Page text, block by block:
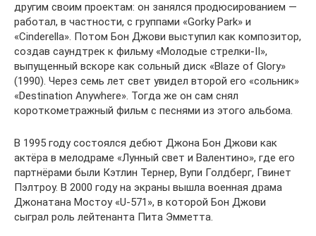
другим своим проектам: он занялся продюсированием —
работал, в частности, с группами «Gorky Park» и
«Cinderella». Потом Бон Джови выступил как композитор,
создав саундтрек к фильму «Молодые стрелки-II»,
выпущенный вскоре как сольный диск «Blaze of Glory»
(1990). Через семь лет свет увидел второй его «сольник»
«Destination Anywhere». Тогда же он сам снял
короткометражный фильм с песнями из этого альбома.
В 1995 году состоялся дебют Джона Бон Джови как
актёра в мелодраме «Лунный свет и Валентино», где его
партнёрами были Кэтлин Тернер, Вупи Голдберг, Гвинет
Пэлтроу. В 2000 году на экраны вышла военная драма
Джонатана Мостоу «U-571», в которой Бон Джови
сыграл роль лейтенанта Пита Эмметта.